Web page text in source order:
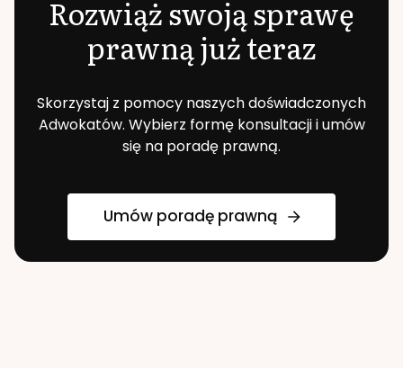
Rozwiąż swoją sprawę
prawną już teraz
Skorzystaj z pomocy naszych doświadczonych
Adwokatów. Wybierz formę konsultacji i umów
się na poradę prawną.
Umów poradę prawną